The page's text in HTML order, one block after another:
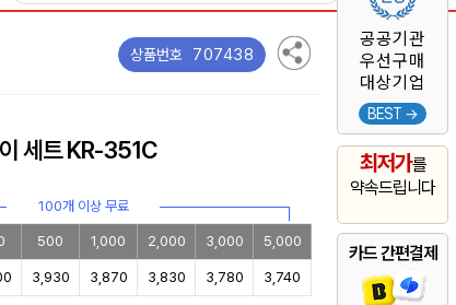
공공기관
우선구매
대상기업
BEST →
최저가를
약속드립니다
카드 간편결제
상품번호 707438
세트 KR-351C
100개 이상 무료
500 1,000 2,000 3,000 5,000
3,930 3,870 3,830 3,780 3,740